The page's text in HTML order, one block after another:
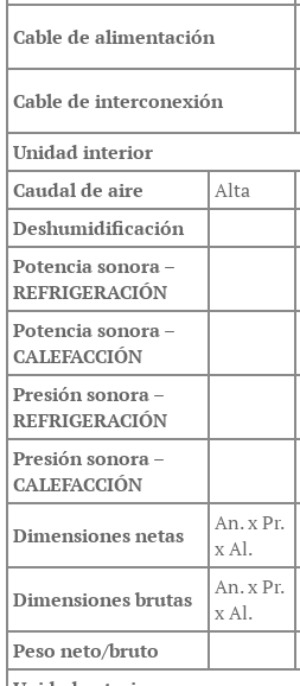
Cable de alimentación
Cable de interconexión
Unidad interior
Caudal de aire
Alta
Deshumidificación
Potencia sonora –
REFRIGERACIÓN
Potencia sonora –
CALEFACCIÓN
Presión sonora –
REFRIGERACIÓN
Presión sonora –
CALEFACCIÓN
Dimensiones netas
An. x Pr.
x Al.
Dimensiones brutas
An. x Pr.
x Al.
Peso neto/bruto